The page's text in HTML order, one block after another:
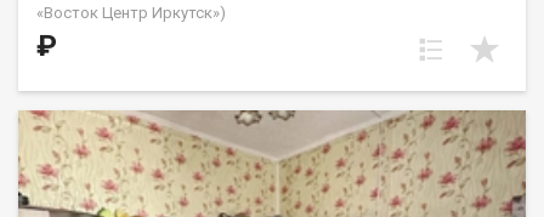
«Восток Центр Иркутск»)
₽